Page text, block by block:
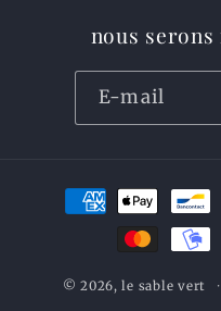
nous
E-mail
Moyens
© 2026,le sable vert